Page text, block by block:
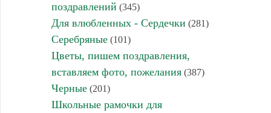
поздравлений (345)
Для влюбленных - Сердечки (281)
Серебряные(101)
Цветы, пишем поздравления,
вставляем фото, пожелания(387)
Черные(201)
Школьные рамочки для